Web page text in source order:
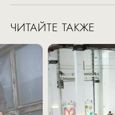
ЧИТАЙТЕ ТАКЖЕ